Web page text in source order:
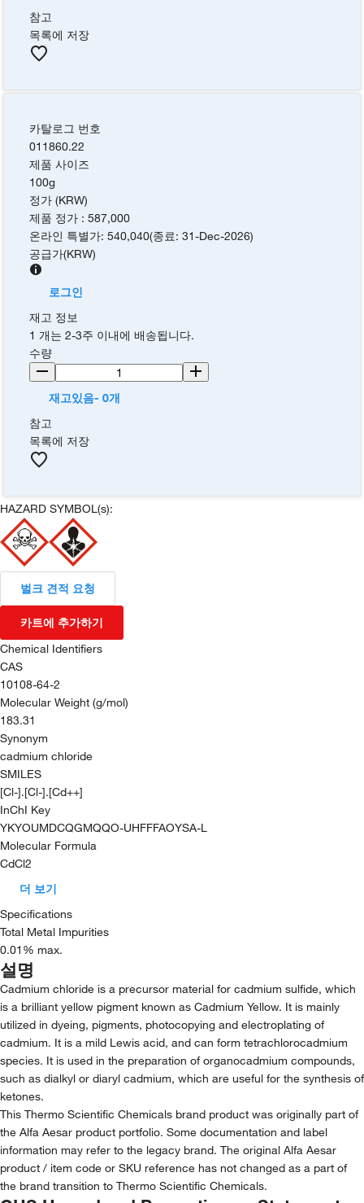
참고
목록에 저장
카탈로그 번호
011860.22
제품 사이즈
100g
정가 (KRW)
제품 정가 :587,000
온라인 특별가:540,040(종료:31-Dec-2026)
공급가(KRW)
로그인
재고 정보
1 개는 2-3주 이내에 배송됩니다.
수량
재고있음- 0개
참고
목록에 저장
HAZARD SYMBOL(s):
벌크 견적 요청
카트에 추가하기
Chemical Identifiers
CAS
10108-64-2
Molecular Weight (g/mol)
183.31
Synonym
cadmium chloride
SMILES
[Cl-].[Cl-].[Cd++]
InChI Key
YKYOUMDCQGMQQO-UHFFFAOYSA-L
Molecular Formula
CdCl2
더 보기
Specifications
Total Metal Impurities
0.01% max.
설명
Cadmium chloride is a precursor material for cadmium sulfide, which
is a brilliant yellow pigment known as Cadmium Yellow. It is mainly
utilized in dyeing, pigments, photocopying and electroplating of
cadmium. It is a mild Lewis acid, and can form tetrachlorocadmium
species. It is used in the preparation of organocadmium compounds,
such as dialkyl or diaryl cadmium, which are useful for the synthesis of
ketones.
This Thermo Scientific Chemicals brand product was originally part of
the Alfa Aesar product portfolio. Some documentation and label
information may refer to the legacy brand. The original Alfa Aesar
product / item code or SKU reference has not changed as a part of
the brand transition to Thermo Scientific Chemicals.